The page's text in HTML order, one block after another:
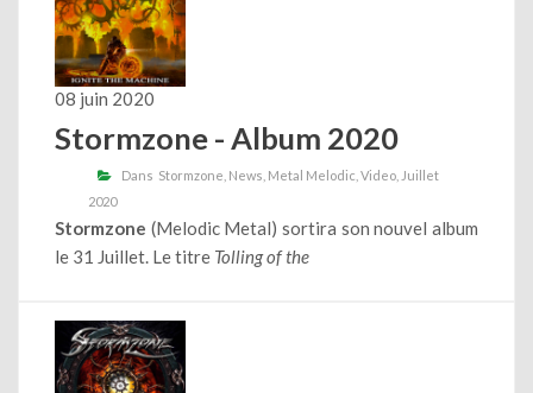
08 juin 2020
Stormzone - Album 2020
Dans Stormzone News Metal Melodic Video Juillet
2020
Stormzone (Melodic Metal) sortira son nouvel album
le 31 Juillet. Le titre Tolling of the